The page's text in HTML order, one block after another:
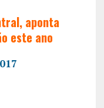
aponta
este ano